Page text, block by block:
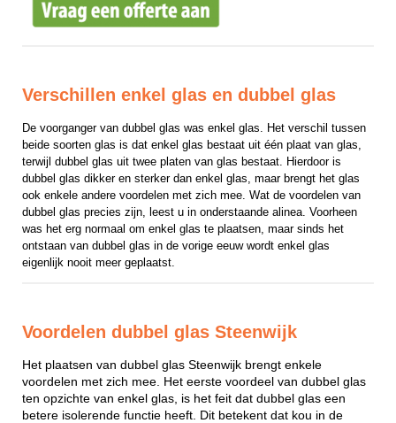
Verschillen enkel glas en dubbel glas
De voorganger van dubbel glas was enkel glas. Het verschil tussen
beide soorten glas is dat enkel glas bestaat uit één plaat van glas,
terwijl dubbel glas uit twee platen van glas bestaat. Hierdoor is
dubbel glas dikker en sterker dan enkel glas, maar brengt het glas
ook enkele andere voordelen met zich mee. Wat de voordelen van
dubbel glas precies zijn, leest u in onderstaande alinea. Voorheen
was het erg normaal om enkel glas te plaatsen, maar sinds het
ontstaan van dubbel glas in de vorige eeuw wordt enkel glas
eigenlijk nooit meer geplaatst.
Voordelen dubbel glas Steenwijk
Het plaatsen van dubbel glas Steenwijk brengt enkele
voordelen met zich mee. Het eerste voordeel van dubbel glas
ten opzichte van enkel glas, is het feit dat dubbel glas een
betere isolerende functie heeft. Dit betekent dat kou in de